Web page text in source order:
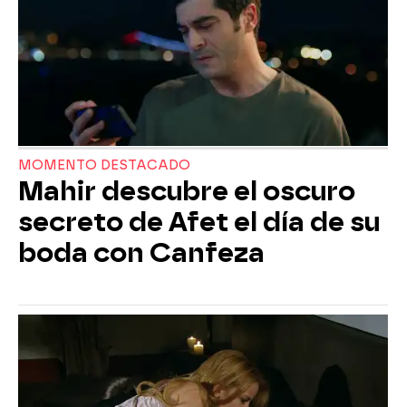
MOMENTO DESTACADO
Mahir descubre el oscuro
secreto de Afet el día de su
boda con Canfeza